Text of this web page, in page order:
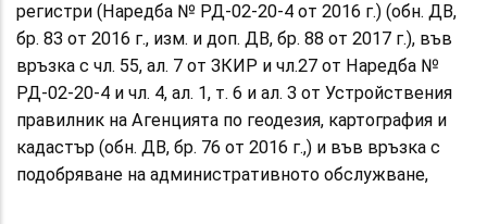
регистри (Наредба № РД-02-20-4 от 2016 г.) (обн. ДВ,
бр. 83 от 2016 г., изм. и доп. ДВ, бр. 88 от 2017 г.), във
връзка с чл. 55, ал. 7 от ЗКИР и чл.27 от Наредба №
РД-02-20-4 и чл. 4, ал. 1, т. 6 и ал. 3 от Устройствения
правилник на Агенцията по геодезия, картография и
кадастър (обн. ДВ, бр. 76 от 2016 г.,) и във връзка с
подобряване на административното обслужване,